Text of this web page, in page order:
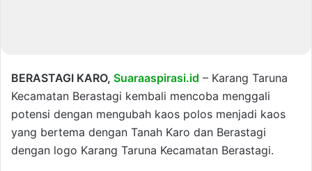
BERASTAGI KARO, Suaraaspirasi.id – Karang Taruna
Kecamatan Berastagi kembali mencoba menggali
potensi dengan mengubah kaos polos menjadi kaos
yang bertema dengan Tanah Karo dan Berastagi
dengan logo Karang Taruna Kecamatan Berastagi.